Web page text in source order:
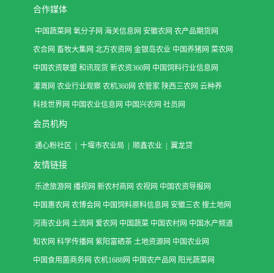
合作媒体
中国蔬菜网 氧分子网 海关信息网 安徽农网 农产品期货网
农合网 畜牧大集网 北方农资网 金银岛农业 中国养猪网 菜农网
中国农资联盟 和讯现货 新农资360网 中国饲料行业信息网
灌溉网 农业行业观察 农机360网 农管家 陕西三农网 云种养
科技世界网 中国农业信息网 中国兴农网 社员网
会员机构
通心粉社区 | 十堰市农业局 | 顺鑫农业 | 翼龙贷
友情链接
乐途旅游网 播视网 新农村商网 农视网 中国农资导报网
中国惠农网 农博会网 中国饲料原料信息网 安徽三农 搜土地网
河南农业网 土流网 爱农网 中国蔬菜 中国农村网 中国水产频道
知农网 科学传播网 紫阳富硒茶 土地资源网 中国农业网
中国食用菌商务网 农机1688网 中国农产品网 阳光蔬菜网